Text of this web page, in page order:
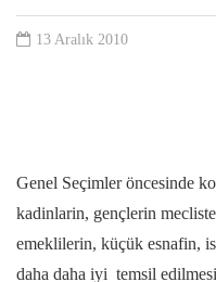
13 Aralık 2010
Genel Seçimler öncesinde
kadinlarin, gençlerin
emeklilerin, küçük esnafin,
daha daha iyi temsil